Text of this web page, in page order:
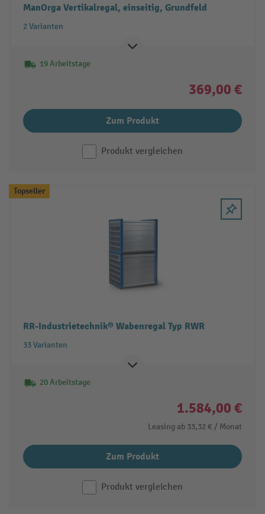
ManOrga Vertikalregal, einseitig, Grundfeld
2 Varianten
19 Arbeitstage
369,00 €
Zum Produkt
Produkt vergleichen
Topseller
RR-Industrietechnik® Wabenregal Typ RWR
33 Varianten
20 Arbeitstage
1.584,00 €
Leasing ab 33,32 € / Monat
Zum Produkt
Produkt vergleichen